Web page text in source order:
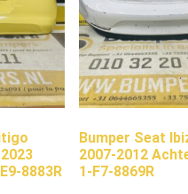
8883R
Bumper Seat
2007-2012
1-F7-8869R